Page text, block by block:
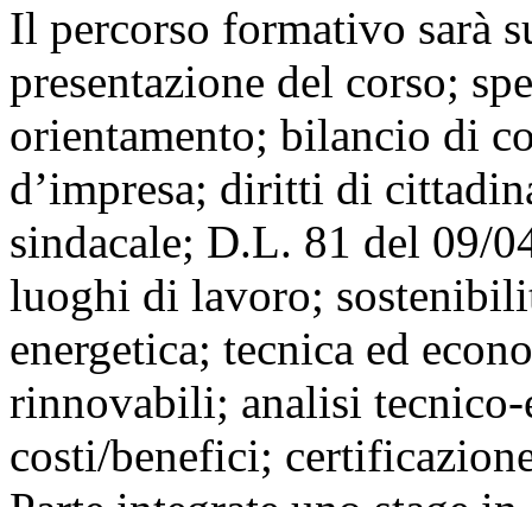
Il percorso formativo sarà
presentazione del corso;
orientamento; bilancio di
d’impresa; diritti di
sindacale; D.L. 81 del 09/
luoghi di lavoro;
energetica; tecnica ed
rinnovabili; analisi
costi/benefici;